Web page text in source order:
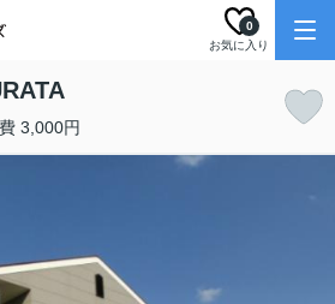
お気に入り
0
3,000円